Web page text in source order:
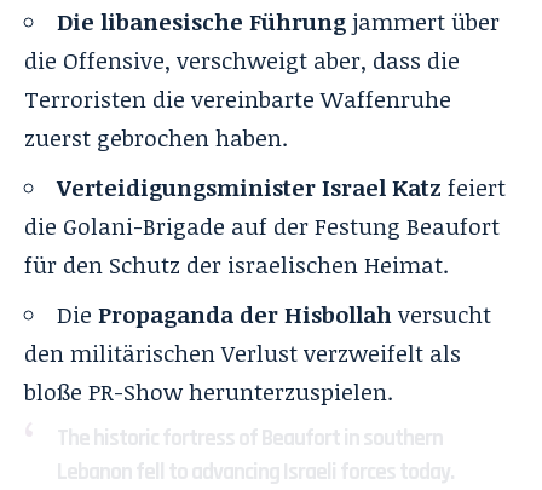
Die libanesische Führungjammert über
die Offensive, verschweigt aber, dass die
Terroristen die vereinbarte Waffenruhe
zuerst gebrochen haben.
Verteidigungsminister Israel Katz feiert
die Golani-Brigade auf der Festung Beaufort
für den Schutz der israelischen Heimat.
Die Propaganda der Hisbollahversucht
den militärischen Verlust verzweifelt als
bloße PR-Show herunterzuspielen.
The historic fortress of Beaufort in southern
Lebanon fell to advancing Israeli forces today.